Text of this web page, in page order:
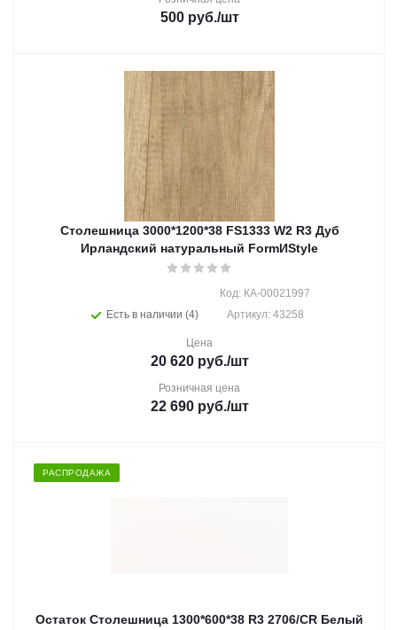
500руб./шт
Столешница 3000*1200*38 FS1333 W2 R3 Дуб
Ирландский натуральный FormИStyle
Есть в наличии (4)
Код: КА-00021997
Артикул: 43258
Цена
20 620руб./шт
Розничная цена
22 690руб./шт
РАСПРОДАЖА
Остаток Столешница 1300*600*38 R3 2706/CR Белый